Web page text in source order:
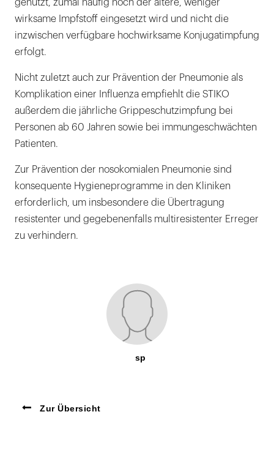
genutzt, zumal häufig noch der ältere, weniger
wirksame Impfstoff eingesetzt wird und nicht die
inzwischen verfügbare hochwirksame Konjugatimpfung
erfolgt.
Nicht zuletzt auch zur Prävention der Pneumonie als
Komplikation einer Influenza empfiehlt die STIKO
außerdem die jährliche Grippeschutzimpfung bei
Personen ab 60 Jahren sowie bei immungeschwächten
Patienten.
Zur Prävention der nosokomialen Pneumonie sind
konsequente Hygieneprogramme in den Kliniken
erforderlich, um insbesondere die Übertragung
resistenter und gegebenenfalls multiresistenter Erreger
zu verhindern.
sp
Zur Übersicht